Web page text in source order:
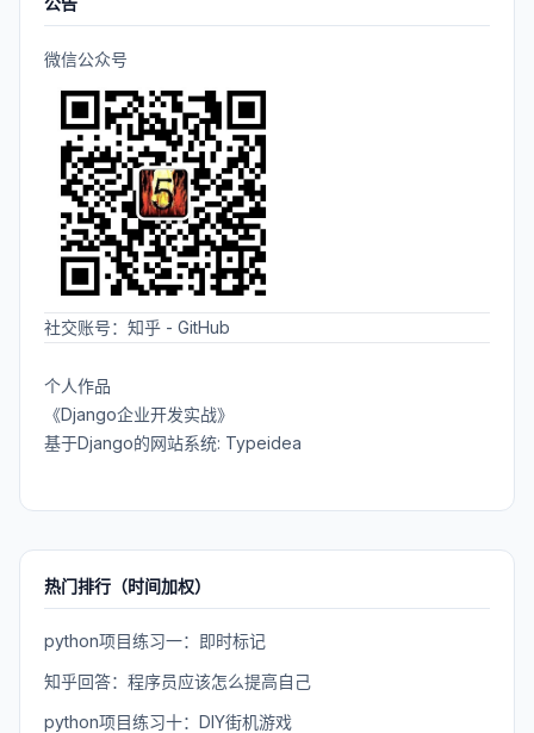
微信公众号
社交账号： 知乎 - GitHub
个人作品
《Django企业开发实战》
基于Django的网站系统: Typeidea
热门排行（时间加权）
python项目练习一：即时标记
知乎回答：程序员应该怎么提高自己
python项目练习十：DIY街机游戏